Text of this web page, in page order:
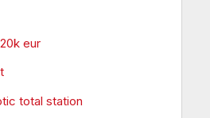
eur
total station